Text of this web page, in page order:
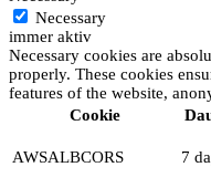
Necessary
immer aktiv
Necessary cookies are
properly. These cookies
features of the website,
Cookie
AWSALBCORS 7